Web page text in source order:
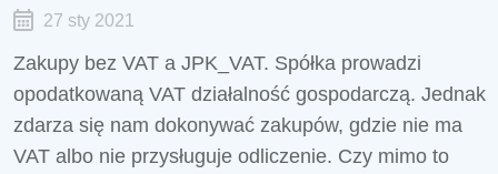
27 sty 2021
Zakupy bez VAT a JPK_VAT. Spółka prowadzi
opodatkowaną VAT działalność gospodarczą. Jednak
zdarza się nam dokonywać zakupów, gdzie nie ma
VAT albo nie przysługuje odliczenie. Czy mimo to